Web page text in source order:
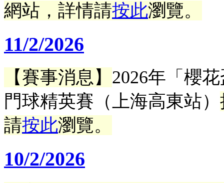
網站，詳情請按此瀏覽。
11/2/2026
【賽事消息】 2026年「櫻
門球精英賽（上海高東站）
請按此瀏覽。
10/2/2026